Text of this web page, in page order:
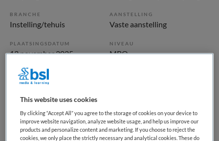
BRANCHE
Instelling/tehuis
AANSTELLING
Vaste aanstelling
PLAATSINGSDATUM
13 november 2025
NIVEAU
MBO
ERVARING
Starter
Vacature niet beschikbaar
Deze vacature Junior Verpleegkundige (net afgestudeerd)
This website uses cookies
By clicking “Accept All” you agree to the storage of cookies on your device to
improve website navigation, analyze website usage, and help us improve our
products and personalize content and marketing. If you choose to reject the
cookies, we only place the strictly necessary and analytical cookies. These do